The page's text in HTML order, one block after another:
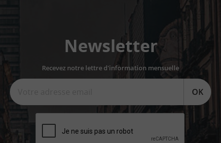
Newsletter
Recevez notre lettre d'information mensuelle
OK